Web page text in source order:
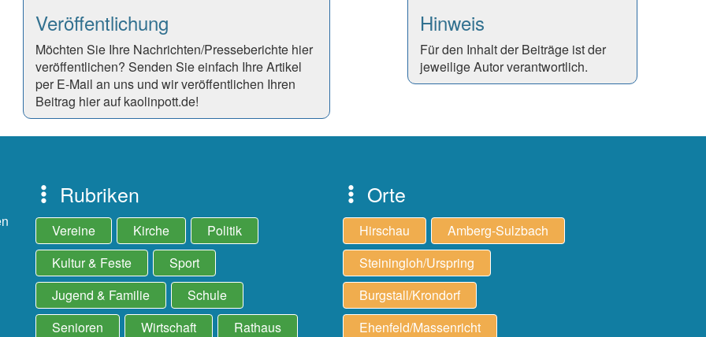
Veröffentlichung
Möchten Sie Ihre Nachrichten/Presseberichte hier
veröffentlichen? Senden Sie einfach Ihre Artikel
per E-Mail an uns und wir veröffentlichen Ihren
Beitrag hier auf kaolinpott.de!
Hinweis
Für den Inhalt der Beiträge ist der
jeweilige Autor verantwortlich.
Rubriken
Vereine Kirche
Politik
Kultur & Feste
Sport
Jugend & Familie
Schule
Senioren
Wirtschaft Rathaus
Orte
Hirschau
Amberg-Sulzbach
Steiningloh/Urspring
Burgstall/Krondorf
Ehenfeld/Massenricht